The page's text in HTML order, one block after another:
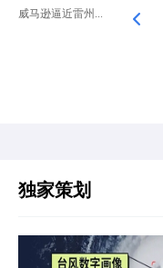
威马逊逼近雷州...
独家策划